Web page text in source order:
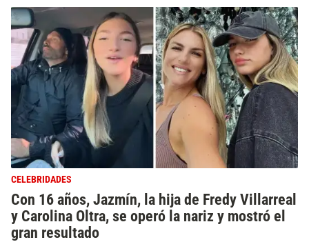
CELEBRIDADES
Con 16 años, Jazmín, la hija de Fredy Villarreal
y Carolina Oltra, se operó la nariz y mostró el
gran resultado